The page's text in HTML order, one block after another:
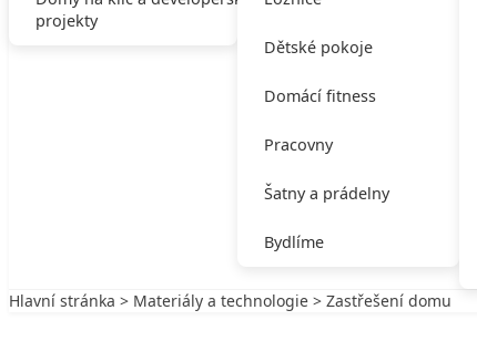
projekty
Dětské pokoje
Domácí fitness
Pracovny
Šatny a prádelny
Bydlíme
Hlavní stránka > Materiály a technologie > Zastřešení domu